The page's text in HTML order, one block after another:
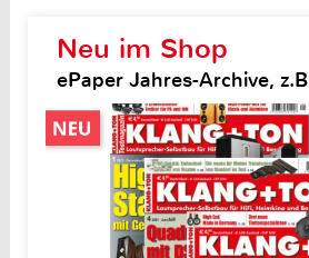
Neu im Shop
ePaper Jahres-Archive,